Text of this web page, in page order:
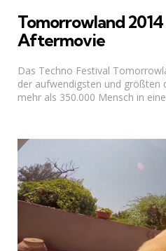
Tomorrowland
Aftermovie
Das Techno Festival
der aufwendigsten und größten
mehr als 350.000 Mensch in